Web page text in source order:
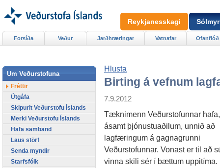
Hlusta
Birting á vefnum
7.9.2012
Tæknimenn Veðurstofunnar hafa,
ásamt þjónustuaðilum, unnið að
lagfæringum á gagnagrunni
Veðurstofunnar. Vonast er til að
vinna skili sér í bættum uppitíma.
Forsíða Veður Jarðhræringar Vatnafar Ofanflóð
Um Veðurstofuna
Fréttir
Útgáfa
Skipurit Veðurstofu Íslands
Merki Veðurstofu Íslands
Hafa samband
Laus störf
Senda myndir
Starfsfólk
Reykjanesskagi